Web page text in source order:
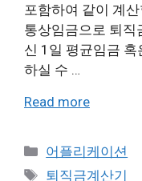
포함하여 같이 계
통상임금으로 퇴직
신 1일 평균임금
하실 수 …
Read more
Categories
어플리케이션
Tags
퇴직금계산기